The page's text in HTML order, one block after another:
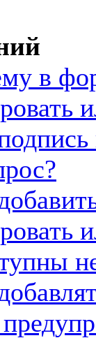
в